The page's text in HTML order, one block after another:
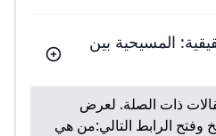
المسيحية بين
ذات الصلة. لعرض
الرابط التالي:من هي